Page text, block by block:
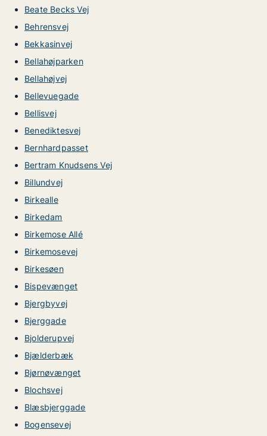
Beate Becks Vej
Behrensvej
Bekkasinvej
Bellahøjparken
Bellahøjvej
Bellevuegade
Bellisvej
Benediktesvej
Bernhardpasset
Bertram Knudsens Vej
Billundvej
Birkealle
Birkedam
Birkemose Allé
Birkemosevej
Birkesøen
Bispevænget
Bjergbyvej
Bjerggade
Bjolderupvej
Bjælderbæk
Bjørnøvænget
Blochsvej
Blæsbjerggade
Bogensevej